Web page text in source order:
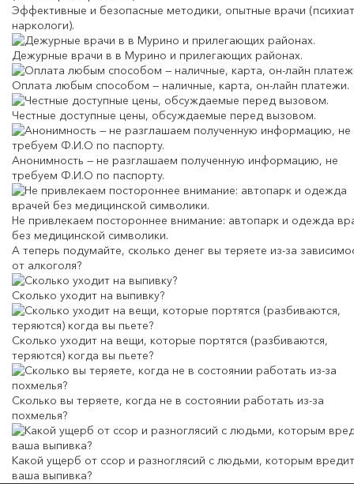
Эффективные и безопасные методики, опытные врачи
наркологи).
Дежурные врачи в в Мурино и прилегающих районах.
Оплата любым способом — наличные, карта, он-лайн платежи.
Честные доступные цены, обсуждаемые перед вызовом.
Анонимность — не разглашаем полученную информацию, не
требуем Ф.И.О по паспорту.
Не привлекаем постороннее внимание: автопарк и одежда
без медицинской символики.
А теперь подумайте, сколько денег вы теряете из-за
от алкоголя?
Сколько уходит на выпивку?
Сколько уходит на вещи, которые портятся (разбиваются,
теряются) когда вы пьете?
Сколько вы теряете, когда не в состоянии работать из-за
похмелья?
Какой ущерб от ссор и разноглясий с людьми, которым вредит
ваша выпивка?